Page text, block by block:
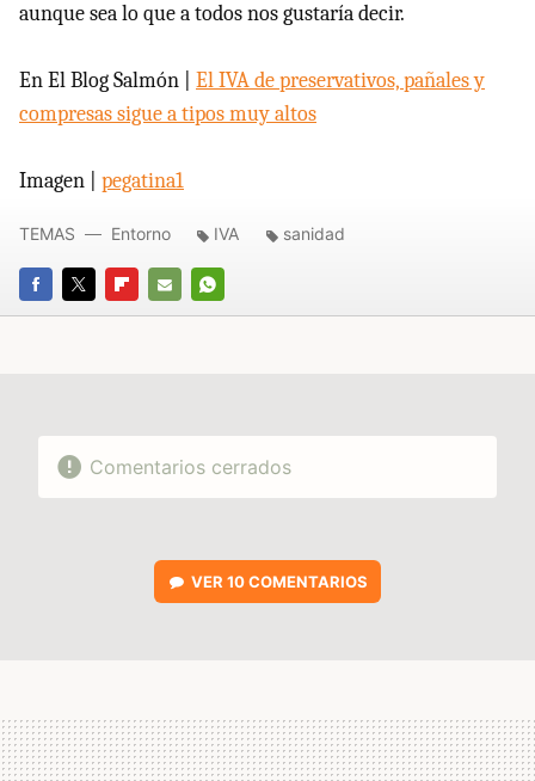
aunque sea lo que a todos nos gustaría decir.
En El Blog Salmón | El IVA de preservativos, pañales y
compresas sigue a tipos muy altos
Imagen | pegatina1
FACEBOOK
TWITTERFLIPBOARD
E-
WHATSAPP
TEMAS Entorno IVA sanidad
Comentarios cerrados
VER 10 COMENTARIOS